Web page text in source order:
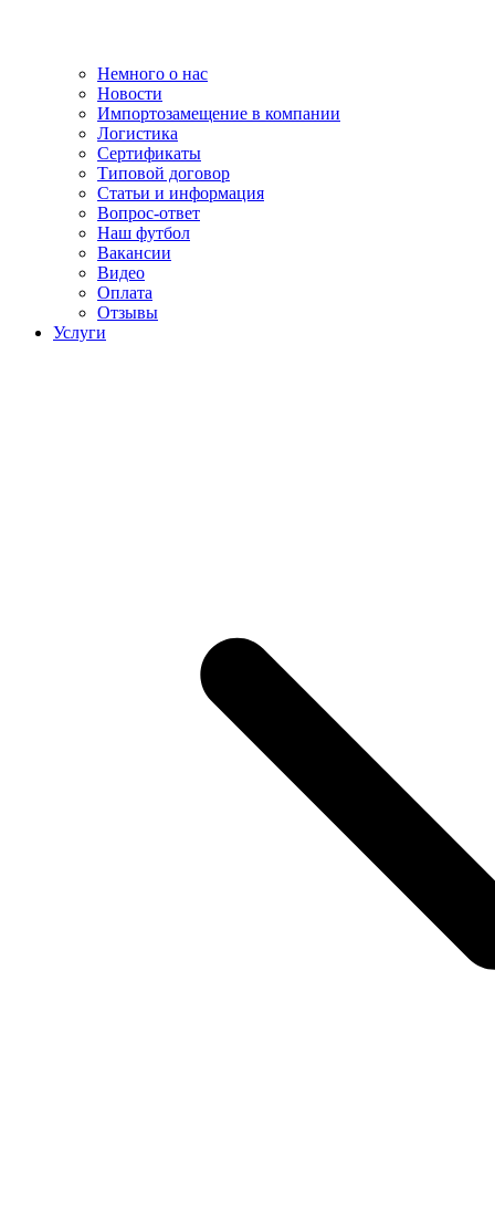
Немного о нас
Новости
Импортозамещение в компании
Логистика
Сертификаты
Типовой договор
Статьи и информация
Вопрос-ответ
Наш футбол
Вакансии
Видео
Оплата
Отзывы
Услуги